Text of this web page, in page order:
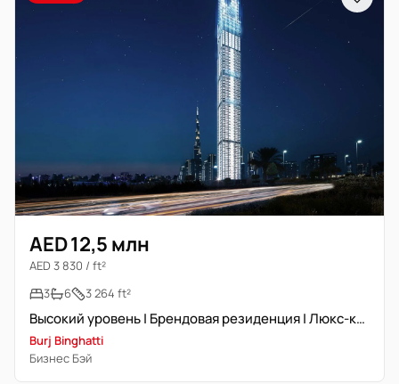
AED 12,5 млн
AED 3 830 / ft²
3
6 3 264 ft²
Высокий уровень | Брендовая резиденция | Люкс-класс
Burj Binghatti
Бизнес Бэй